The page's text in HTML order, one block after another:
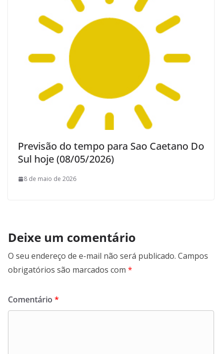
Previsão do tempo para Sao Caetano Do
Sul hoje (08/05/2026)
8 de maio de 2026
Deixe um comentário
O seu endereço de e-mail não será publicado. Campos
obrigatórios são marcados com *
Comentário *